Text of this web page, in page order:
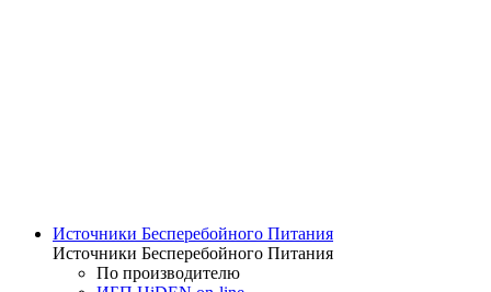
Источники Бесперебойного Питания
Источники Бесперебойного Питания
По производителю